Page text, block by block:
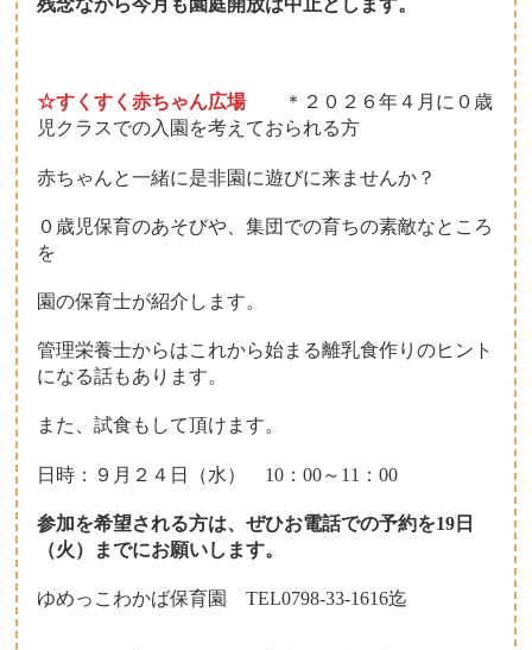
残念ながら今月も園庭開放は中止とします。
☆すくすく赤ちゃん広場＊２０２６年４月に０歳
児クラスでの入園を考えておられる方
赤ちゃんと一緒に是非園に遊びに来ませんか？
０歳児保育のあそびや、集団での育ちの素敵なところ
を
園の保育士が紹介します。
管理栄養士からはこれから始まる離乳食作りのヒント
になる話もあります。
また、試食もして頂けます。
日時：９月２４日（水） 10：00～11：00
参加を希望される方は、ぜひお電話での予約を19日
（火）までにお願いします。
ゆめっこわかば保育園 TEL0798-33-1616迄